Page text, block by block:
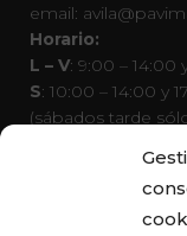
email:
Horario:
L – V: 9:00 – 14:00
S: 10:00 – 14:00 y
(sábados tarde
Páginas de